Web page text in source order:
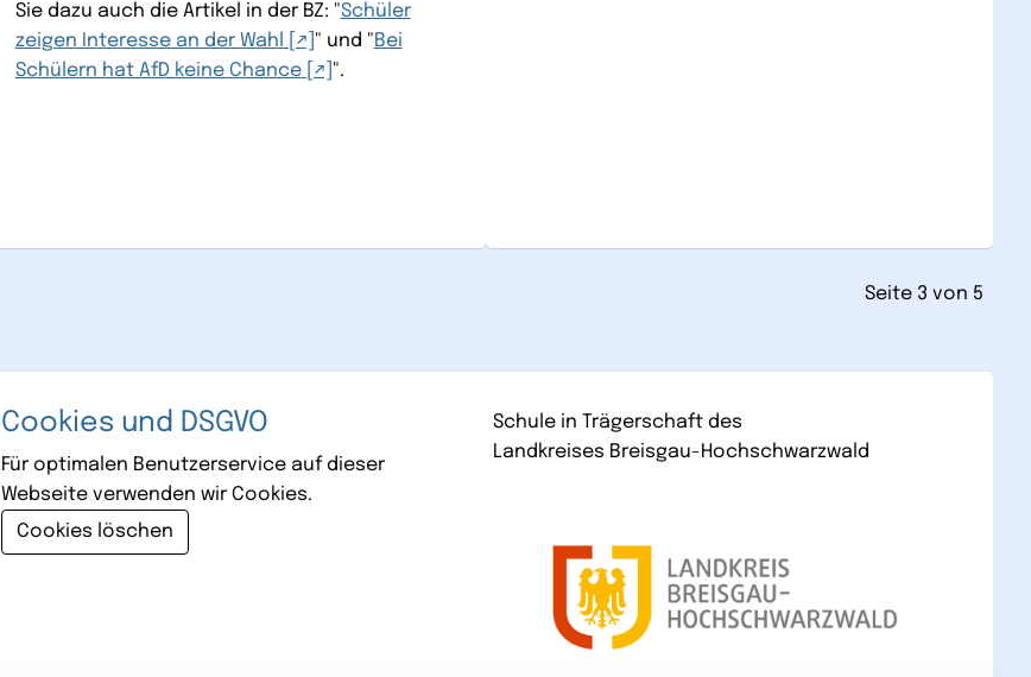
Sie dazu auch die Artikel in der BZ: "Schüler
zeigen Interesse an der Wahl
" und "Bei
Schülern hat AfD keine Chance
".
Seite 3 von 5
Cookies und DSGVO
Für optimalen Benutzerservice auf dieser
Webseite verwenden wir Cookies.
Cookies löschen
Schule in Trägerschaft des
Landkreises Breisgau-Hochschwarzwald